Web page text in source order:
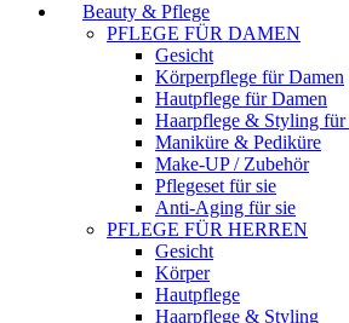
Beauty & Pflege
PFLEGE FÜR DAMEN
Gesicht
Körperpflege für Damen
Hautpflege für Damen
Haarpflege & Styling für
Maniküre & Pediküre
Make-UP / Zubehör
Pflegeset für sie
Anti-Aging für sie
PFLEGE FÜR HERREN
Gesicht
Körper
Hautpflege
Haarpflege & Styling